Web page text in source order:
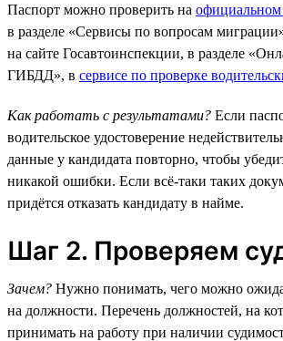
Паспорт можно проверить на
в разделе «Сервисы по вопросам
на сайте Госавтоинспекции, в разделе
ГИБДД», в сервисе по проверке
Как работать с результатами? Если
водительское удостоверение
данные у кандидата повторно, чтобы
никакой ошибки. Если всё-таки таких
придётся отказать кандидату в найме.
Шаг 2. Проверяем
Зачем? Нужно понимать, чего можно
на должности. Перечень должностей, на
принимать на работу при наличии